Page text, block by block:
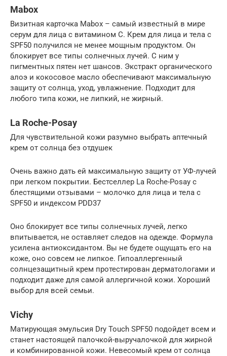
Mabox
Визитная карточка Mabox – самый известный в мире
серум для лица с витамином С. Крем для лица и тела с
SPF50 получился не менее мощным продуктом. Он
блокирует все типы солнечных лучей. С ним у
пигментных пятен нет шансов. Экстракт органического
алоэ и кокосовое масло обеспечивают максимальную
защиту от солнца, уход, увлажнение. Подходит для
любого типа кожи, не липкий, не жирный.
La Roche-Posay
Для чувствительной кожи разумно выбрать аптечный
крем от солнца без отдушек
Очень важно дать ей максимальную защиту от УФ-лучей
при легком покрытии. Бестселлер La Roche-Posay с
блестящими отзывами – молочко для лица и тела с
SPF50 и индексом PDD37
Оно блокирует все типы солнечных лучей, легко
впитывается, не оставляет следов на одежде. Формула
усилена антиоксидантом. Вы не будете ощущать его на
коже, оно совсем не липкое. Гипоаллергенный
солнцезащитный крем протестирован дерматологами и
подходит даже для самой аллергичной кожи. Хороший
выбор для всей семьи.
Vichy
Матирующая эмульсия Dry Touch SPF50 подойдет всем и
станет настоящей палочкой-выручалочкой для жирной
и комбинированной кожи. Невесомый крем от солнца